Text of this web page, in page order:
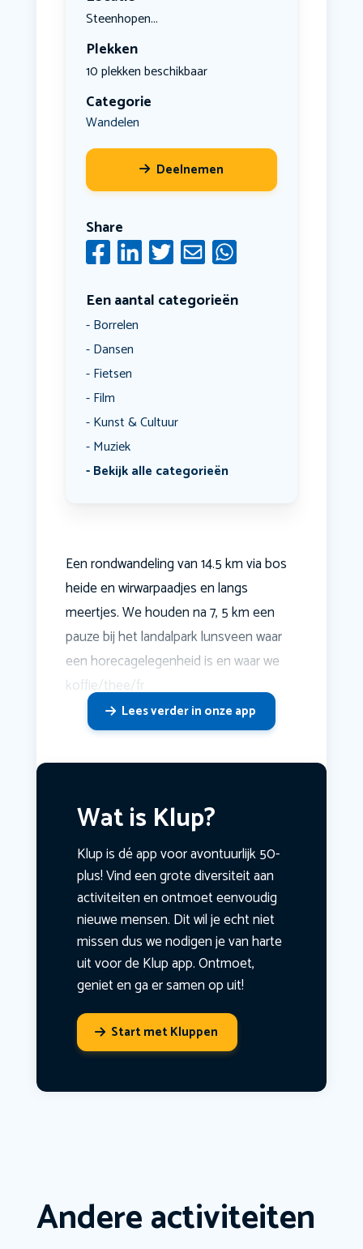
Steenhopen...
Plekken
10 plekken beschikbaar
Categorie
Wandelen
Deelnemen
Share
Een aantal categorieën
Borrelen
Dansen
Fietsen
Film
Kunst & Cultuur
Muziek
Bekijk alle categorieën
Een rondwandeling van 14.5 km via bos
heide en wirwarpaadjes en langs
meertjes. We houden na 7, 5 km een
pauze bij het landalpark lunsveen waar
een horecagelegenheid is en waar we
koffie/thee/fr
Lees verder in onze app
Wat is Klup?
Klup is dé app voor avontuurlijk 50-
plus! Vind een grote diversiteit aan
activiteiten en ontmoet eenvoudig
nieuwe mensen. Dit wil je echt niet
missen dus we nodigen je van harte
uit voor de Klup app. Ontmoet,
geniet en ga er samen op uit!
Start met Kluppen
Andere activiteiten